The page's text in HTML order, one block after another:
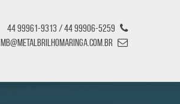
44 99961-9313 / 44 99906-5259
mb@metalbrilhomaringa.com.br